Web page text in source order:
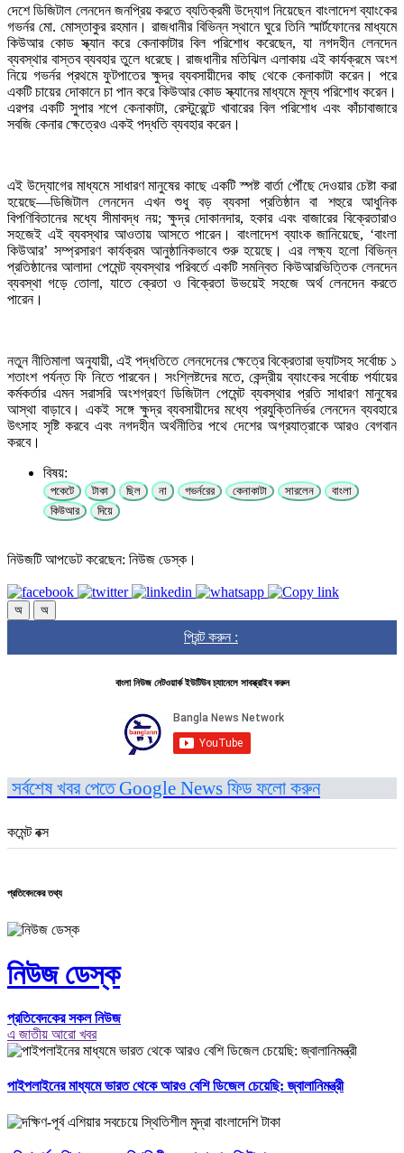
দেশে ডিজিটাল লেনদেন জনপ্রিয় করতে ব্যতিক্রমী উদ্যোগ নিয়েছেন বাংলাদেশ ব্যাংকের
গভর্নর মো. মোস্তাকুর রহমান। রাজধানীর বিভিন্ন স্থানে ঘুরে তিনি স্মার্টফোনের মাধ্যমে
কিউআর কোড স্ক্যান করে কেনাকাটার বিল পরিশোধ করেছেন, যা নগদহীন লেনদেন
ব্যবস্থার বাস্তব ব্যবহার তুলে ধরেছে। রাজধানীর মতিঝিল এলাকায় এই কার্যক্রমে অংশ
নিয়ে গভর্নর প্রথমে ফুটপাতের ক্ষুদ্র ব্যবসায়ীদের কাছ থেকে কেনাকাটা করেন। পরে
একটি চায়ের দোকানে চা পান করে কিউআর কোড স্ক্যানের মাধ্যমে মূল্য পরিশোধ করেন।
এরপর একটি সুপার শপে কেনাকাটা, রেস্টুরেন্টে খাবারের বিল পরিশোধ এবং কাঁচাবাজারে
সবজি কেনার ক্ষেত্রেও একই পদ্ধতি ব্যবহার করেন।
এই উদ্যোগের মাধ্যমে সাধারণ মানুষের কাছে একটি স্পষ্ট বার্তা পৌঁছে দেওয়ার চেষ্টা করা
হয়েছে—ডিজিটাল লেনদেন এখন শুধু বড় ব্যবসা প্রতিষ্ঠান বা শহুরে আধুনিক
বিপণিবিতানের মধ্যে সীমাবদ্ধ নয়; ক্ষুদ্র দোকানদার, হকার এবং বাজারের বিক্রেতারাও
সহজেই এই ব্যবস্থার আওতায় আসতে পারেন। বাংলাদেশ ব্যাংক জানিয়েছে, ‘বাংলা
কিউআর’ সম্প্রসারণ কার্যক্রম আনুষ্ঠানিকভাবে শুরু হয়েছে। এর লক্ষ্য হলো বিভিন্ন
প্রতিষ্ঠানের আলাদা পেমেন্ট ব্যবস্থার পরিবর্তে একটি সমন্বিত কিউআরভিত্তিক লেনদেন
ব্যবস্থা গড়ে তোলা, যাতে ক্রেতা ও বিক্রেতা উভয়েই সহজে অর্থ লেনদেন করতে
পারেন।
নতুন নীতিমালা অনুযায়ী, এই পদ্ধতিতে লেনদেনের ক্ষেত্রে বিক্রেতারা ভ্যাটসহ সর্বোচ্চ ১
শতাংশ পর্যন্ত ফি নিতে পারবেন। সংশ্লিষ্টদের মতে, কেন্দ্রীয় ব্যাংকের সর্বোচ্চ পর্যায়ের
কর্মকর্তার এমন সরাসরি অংশগ্রহণ ডিজিটাল পেমেন্ট ব্যবস্থার প্রতি সাধারণ মানুষের
আস্থা বাড়াবে। একই সঙ্গে ক্ষুদ্র ব্যবসায়ীদের মধ্যে প্রযুক্তিনির্ভর লেনদেন ব্যবহারে
উৎসাহ সৃষ্টি করবে এবং নগদহীন অর্থনীতির পথে দেশের অগ্রযাত্রাকে আরও বেগবান
করবে।
বিষয়:
পকেটে টাকা ছিল না গভর্নরের কেনাকাটা সারলেন
বাংলা
কিউআর
দিয়ে
নিউজটি আপডেট করেছেন: নিউজ ডেস্ক।
অ অ
প্রিন্ট করুন :
বাংলা নিউজ নেটওয়ার্ক ইউটিউব চ্যানেলে সাবস্ক্রাইব করুন
সর্বশেষ খবর পেতে Google News ফিড ফলো করুন
কমেন্ট বক্স
প্রতিবেদকের তথ্য
নিউজ ডেস্ক
প্রতিবেদকের সকল নিউজ
এ জাতীয় আরো খবর
পাইপলাইনের মাধ্যমে ভারত থেকে আরও বেশি ডিজেল চেয়েছি: জ্বালানিমন্ত্রী